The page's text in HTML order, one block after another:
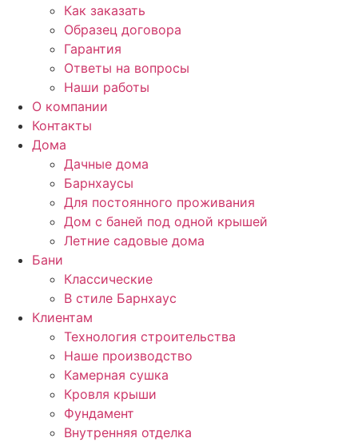
Как заказать
Образец договора
Гарантия
Ответы на вопросы
Наши работы
О компании
Контакты
Дома
Дачные дома
Барнхаусы
Для постоянного проживания
Дом с баней под одной крышей
Летние садовые дома
Бани
Классические
В стиле Барнхаус
Клиентам
Технология строительства
Наше производство
Камерная сушка
Кровля крыши
Фундамент
Внутренняя отделка